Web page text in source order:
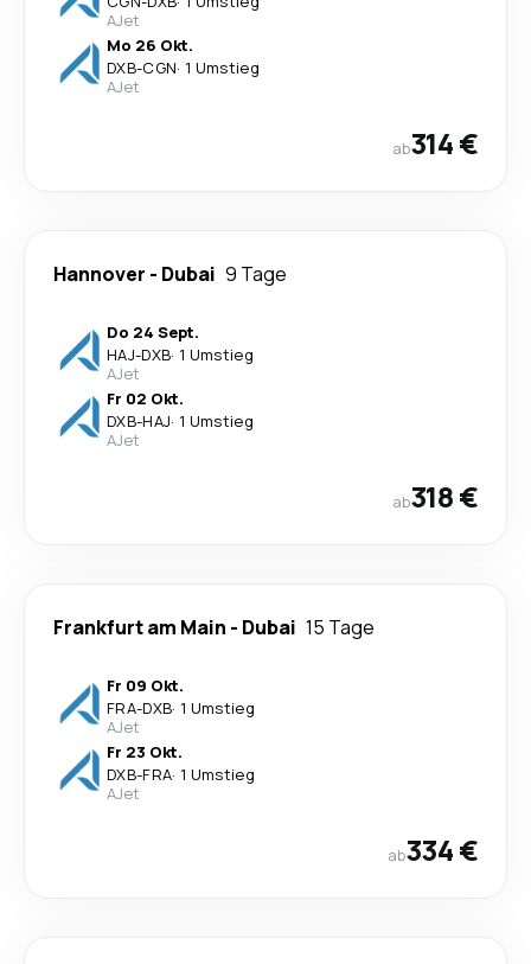
AJet
Mo 26 Okt.
DXB-CGN· 1 Umstieg
AJet
ab314 €
Hannover - Dubai 9 Tage
Do 24 Sept.
HAJ-DXB· 1 Umstieg
AJet
Fr 02 Okt.
DXB-HAJ· 1 Umstieg
AJet
ab318 €
Frankfurt am Main - Dubai 15 Tage
Fr 09 Okt.
FRA-DXB· 1 Umstieg
AJet
Fr 23 Okt.
DXB-FRA· 1 Umstieg
AJet
ab334 €